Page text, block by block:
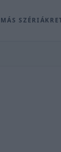
MÁS SZÉRIÁK